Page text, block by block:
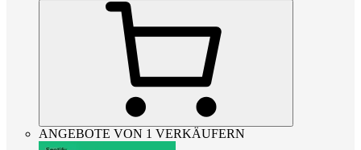
ANGEBOTE VON 1 VERKÄUFERN